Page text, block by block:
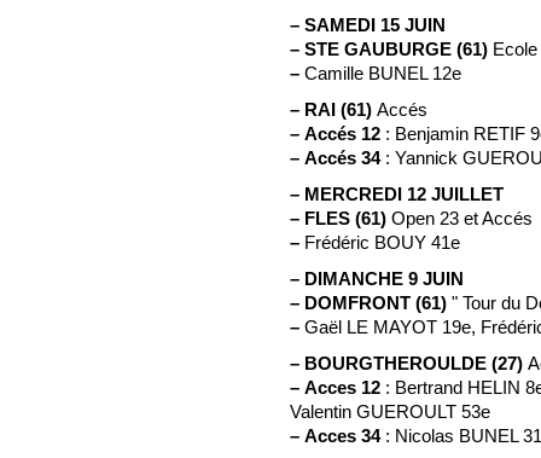
– SAMEDI 15 JUIN
– STE GAUBURGE (61)
– Camille BUNEL 12e
– RAI (61) Accés
– Accés 12 : Benjamin RETIF
– Accés 34: Yannick
– MERCREDI 12 JUILLET
– FLES (61) Open 23 et Accés
– Frédéric BOUY 41e
– DIMANCHE 9 JUIN
– DOMFRONT (61) " Tour du
– Gaël LE MAYOT 19e,
– BOURGTHEROULDE (27)
– Acces 12 : Bertrand HELIN
Valentin GUEROULT 53e
– Acces 34: Nicolas BUNEL